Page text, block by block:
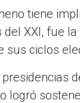
tiene
del XXI, fue
sus ciclos
logró